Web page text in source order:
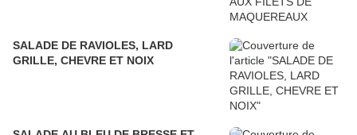
SALADE DE RAVIOLES, LARD
GRILLE, CHEVRE ET NOIX